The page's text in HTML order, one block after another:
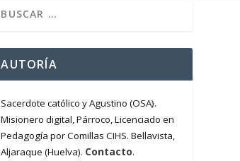
AUTORÍA
Sacerdote católico y Agustino (OSA).
Misionero digital, Párroco, Licenciado en
Pedagogía por Comillas CIHS. Bellavista,
Aljaraque (Huelva). Contacto.